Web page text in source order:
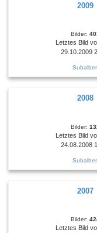
2009
Bilder:
Letztes Bild
29.10.2009
2008
Bilder:
Letztes Bild
24.08.2008
2007
Bilder:
Letztes Bild